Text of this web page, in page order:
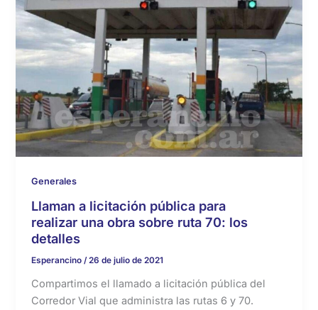
Generales
Llaman a licitación pública para
realizar una obra sobre ruta 70: los
detalles
Esperancino /26 de julio de 2021
Compartimos el llamado a licitación pública del
Corredor Vial que administra las rutas 6 y 70.